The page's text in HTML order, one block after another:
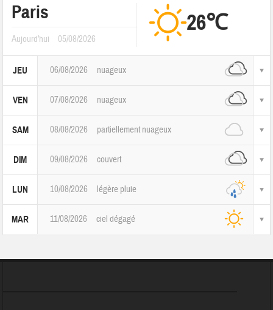
Paris
Aujourd'hui 05/08/2026
26℃
JEU 06/08/2026 nuageux
VEN 07/08/2026 nuageux
SAM 08/08/2026 partiellement nuageux
DIM 09/08/2026 couvert
LUN 10/08/2026 légère pluie
MAR 11/08/2026 ciel dégagé